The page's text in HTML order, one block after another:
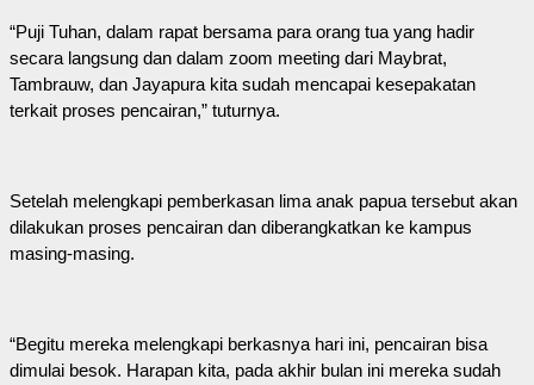
“Puji Tuhan, dalam rapat bersama para orang tua yang hadir
secara langsung dan dalam zoom meeting dari Maybrat,
Tambrauw, dan Jayapura kita sudah mencapai kesepakatan
terkait proses pencairan,” tuturnya.
Setelah melengkapi pemberkasan lima anak papua tersebut akan
dilakukan proses pencairan dan diberangkatkan ke kampus
masing-masing.
“Begitu mereka melengkapi berkasnya hari ini, pencairan bisa
dimulai besok. Harapan kita, pada akhir bulan ini mereka sudah